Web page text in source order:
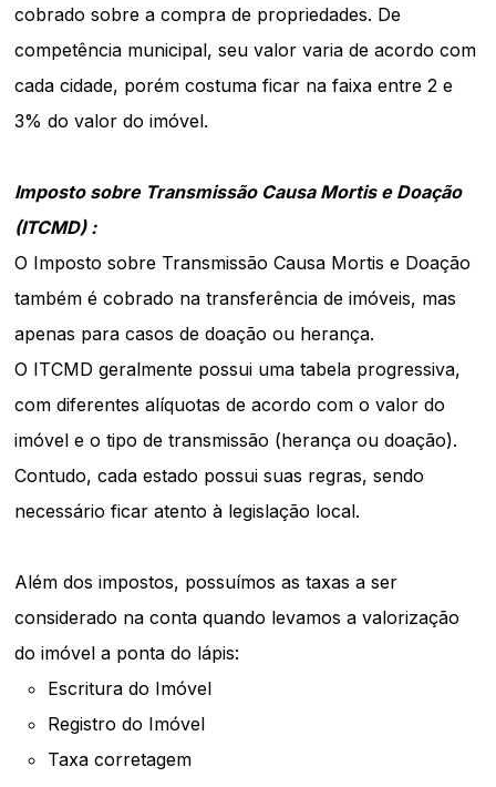
cobrado sobre a compra de propriedades. De
competência municipal, seu valor varia de acordo com
cada cidade, porém costuma ficar na faixa entre 2 e
3% do valor do imóvel.
Imposto sobre Transmissão Causa Mortis e Doação
(ITCMD) :
O Imposto sobre Transmissão Causa Mortis e Doação
também é cobrado na transferência de imóveis, mas
apenas para casos de doação ou herança.
O ITCMD geralmente possui uma tabela progressiva,
com diferentes alíquotas de acordo com o valor do
imóvel e o tipo de transmissão (herança ou doação).
Contudo, cada estado possui suas regras, sendo
necessário ficar atento à legislação local.
Além dos impostos, possuímos as taxas a ser
considerado na conta quando levamos a valorização
do imóvel a ponta do lápis:
Escritura do Imóvel
Registro do Imóvel
Taxa corretagem